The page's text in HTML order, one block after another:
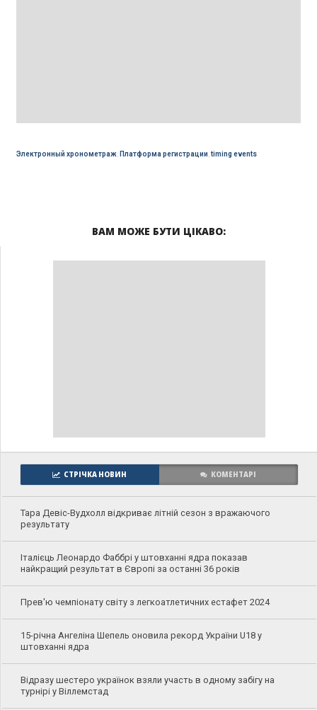
Электронный хронометраж, Платформа регистрации timing events
ВАМ МОЖЕ БУТИ ЦІКАВО:
СТРІЧКА НОВИН КОМЕНТАРІ
Тара Девіс-Вудхолл відкриває літній сезон з вражаючого
результату
Італієць Леонардо Фаббрі у штовханні ядра показав
найкращий результат в Європі за останні 36 років
Прев'ю чемпіонату світу з легкоатлетичних естафет 2024
15-річна Ангеліна Шепель оновила рекорд України U18 у
штовханні ядра
Відразу шестеро українок взяли участь в одному забігу на
турнірі у Віллемстад